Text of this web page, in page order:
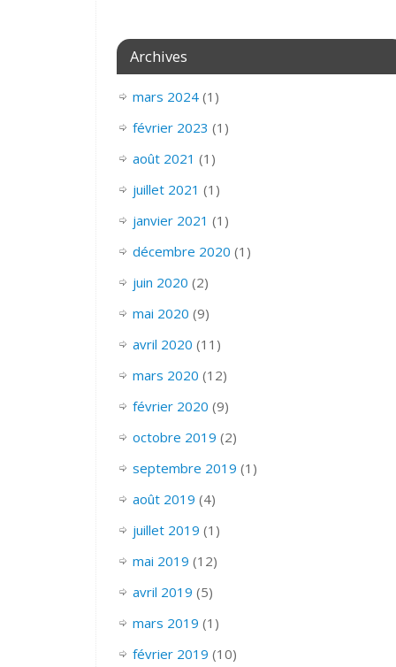
Archives
mars 2024(1)
février 2023 (1)
août 2021 (1)
juillet 2021 (1)
janvier 2021 (1)
décembre 2020 (1)
juin 2020 (2)
mai 2020 (9)
avril 2020 (11)
mars 2020 (12)
février 2020 (9)
octobre 2019 (2)
septembre 2019 (1)
août 2019 (4)
juillet 2019 (1)
mai 2019 (12)
avril 2019 (5)
mars 2019 (1)
février 2019 (10)